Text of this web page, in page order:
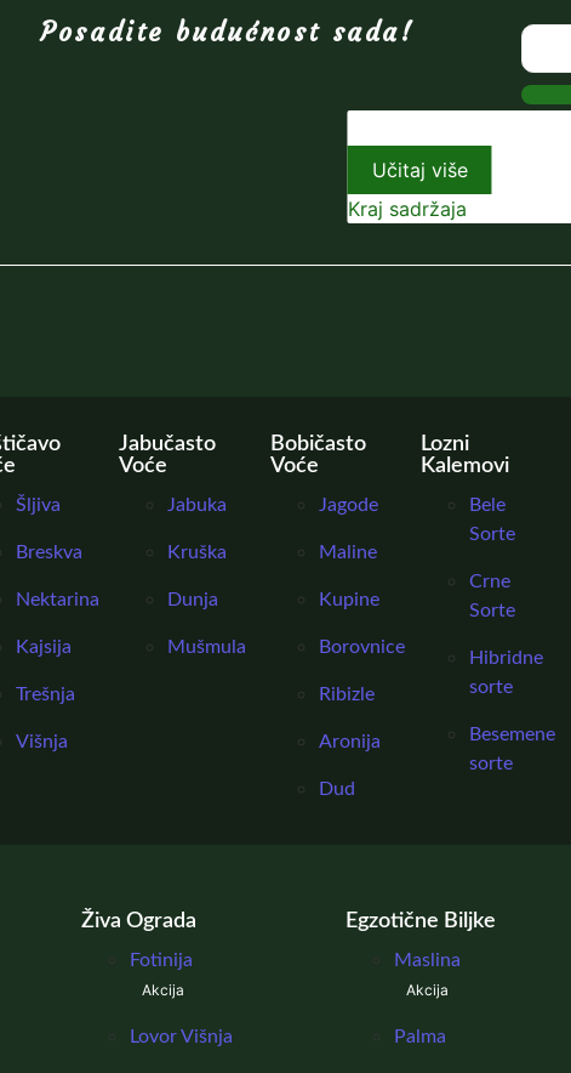
Posadite budućnost sada!
Učitaj više
Kraj sadržaja
Šljiva
Breskva
Nektarina
Kajsija
Trešnja
Višnja
Jabučasto
Voće
Jabuka
Kruška
Dunja
Mušmula
Bobičasto
Voće
Jagode
Maline
Kupine
Borovnice
Ribizle
Aronija
Dud
Lozni
Kalemovi
Bele
Sorte
Crne
Sorte
Hibridne
sorte
Besemene
sorte
Živa Ograda
Fotinija
Akcija
Lovor Višnja
Egzotične Biljke
Maslina
Akcija
Palma